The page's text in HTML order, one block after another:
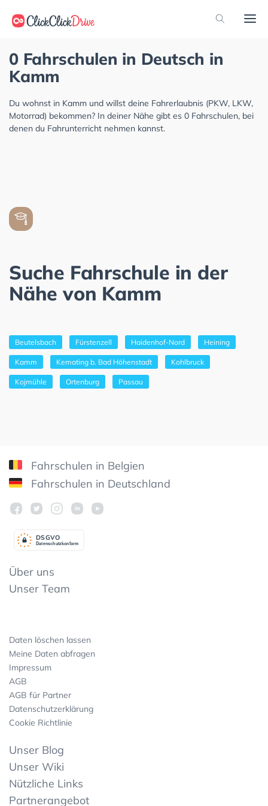
0 Fahrschulen in Deutsch in
Kamm
Du wohnst in Kamm und willst deine Fahrerlaubnis (PKW, LKW,
Motorrad) bekommen? In deiner Nähe gibt es 0 Fahrschulen, bei
denen du Fahrunterricht nehmen kannst.
Suche Fahrschule in der
Nähe von Kamm
Beutelsbach Fürstenzell Haidenhof-Nord Heining
Kamm Kemating b. Bad Höhenstadt Kohlbruck
Kojmühle Ortenburg Passau
Fahrschulen in Belgien
Fahrschulen in Deutschland
Datenschutzkonform
DSGVO
Über uns
Unser Team
Daten löschen lassen
Meine Daten abfragen
Impressum
AGB
AGB für Partner
Datenschutzerklärung
Cookie Richtlinie
Unser Blog
Unser Wiki
Nützliche Links
Partnerangebot